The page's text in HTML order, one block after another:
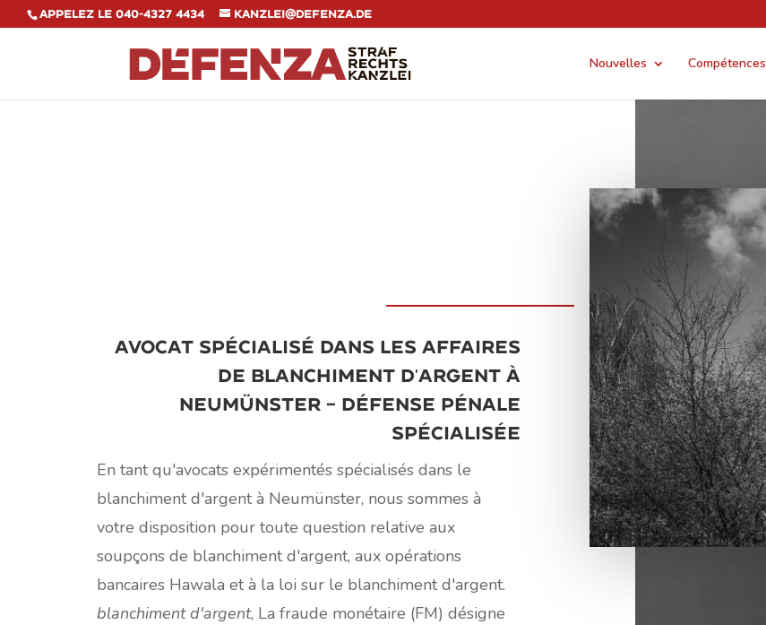
Appelez le 040-4327 4434 kanzlei@defenza.de
Nouvelles Compétences
Avocat spécialisé dans les affaires
de blanchiment d'argent à
Neumünster – Défense pénale
spécialisée
En tant qu'avocats expérimentés spécialisés dans le
blanchiment d'argent à Neumünster, nous sommes à
votre disposition pour toute question relative aux
soupçons de blanchiment d'argent, aux opérations
bancaires Hawala et à la loi sur le blanchiment d'argent.
blanchiment d'argent, La fraude monétaire (FM) désigne